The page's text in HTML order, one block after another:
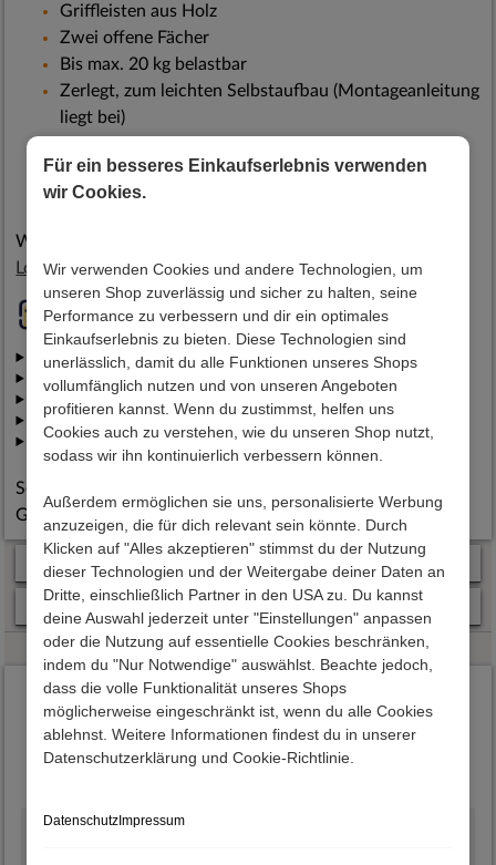
Für ein besseres Einkaufserlebnis verwenden
wir Cookies.
Wir verwenden Cookies und andere Technologien, um
unseren Shop zuverlässig und sicher zu halten, seine
Performance zu verbessern und dir ein optimales
Einkaufserlebnis zu bieten. Diese Technologien sind
unerlässlich, damit du alle Funktionen unseres Shops
vollumfänglich nutzen und von unseren Angeboten
profitieren kannst. Wenn du zustimmst, helfen uns
Cookies auch zu verstehen, wie du unseren Shop nutzt,
sodass wir ihn kontinuierlich verbessern können.
Außerdem ermöglichen sie uns, personalisierte Werbung
anzuzeigen, die für dich relevant sein könnte. Durch
Klicken auf "Alles akzeptieren" stimmst du der Nutzung
dieser Technologien und der Weitergabe deiner Daten an
Dritte, einschließlich Partner in den USA zu. Du kannst
deine Auswahl jederzeit unter "Einstellungen" anpassen
oder die Nutzung auf essentielle Cookies beschränken,
indem du "Nur Notwendige" auswählst. Beachte jedoch,
dass die volle Funktionalität unseres Shops
möglicherweise eingeschränkt ist, wenn du alle Cookies
ablehnst. Weitere Informationen findest du in unserer
Datenschutzerklärung und Cookie-Richtlinie.
DatenschutzImpressum
Kundenvorteile
Zahlung & Lieferung
Griffleisten aus Holz
Zwei offene Fächer
Bis max. 20 kg belastbar
Zerlegt, zum leichten Selbstaufbau (Montageanleitung
liegt bei)
90 cm Breit, 55 cm Hoch, 50 cm Tief
Weitere tolle Alternativen finden Sie hier:
Lowboard Grau
Haben Sie noch Fragen zum Produkt?
Wieso kann ich hier so günstig einkaufen?
Wie wird die Qualität konstant sichergestellt?
Wie werden meine Daten geschützt?
Wann werden meine Möbel geliefert?
Was passiert, wenn mir Möbel nach Lieferung nicht gefallen?
Selbstverständlich haben Sie bei uns 2 Jahre gesetzliche
Gewährleistung
Das sagen unsere Kunden
Hervorragende